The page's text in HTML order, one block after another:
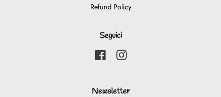
Refund Policy
Seguici
FacebookInstagram
Newsletter